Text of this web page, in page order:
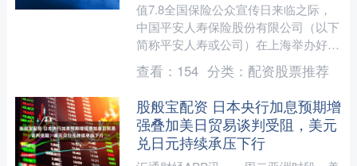
值7.8全国保险公众宣传日来临之际，
中国平安人寿保险股份有限公司（以下
简称平安人寿或公司）在上海举办好发
展 在平安保险康养顾问培养计划发布
会，旨在焕新代理人品牌....
查看： 154 分类： 配资股票推荐
股般宝配资 日本央行加息预期增
强叠加美日贸易谈判受阻，美元
兑日元持续承压下行